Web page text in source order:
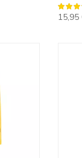
100%
15,95